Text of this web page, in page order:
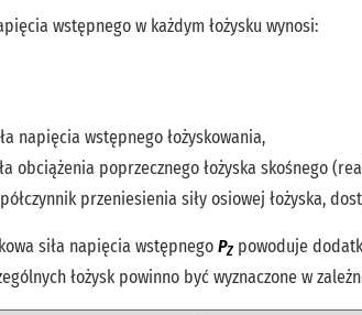
wstępnego w każdym łożysku wynosi:
napięcia wstępnego łożyskowania,
obciążenia poprzecznego łożyska skośnego
przeniesienia siły osiowej łożyska,
siła napięcia wstępnego PZ powoduje
łożysk powinno być wyznaczone w